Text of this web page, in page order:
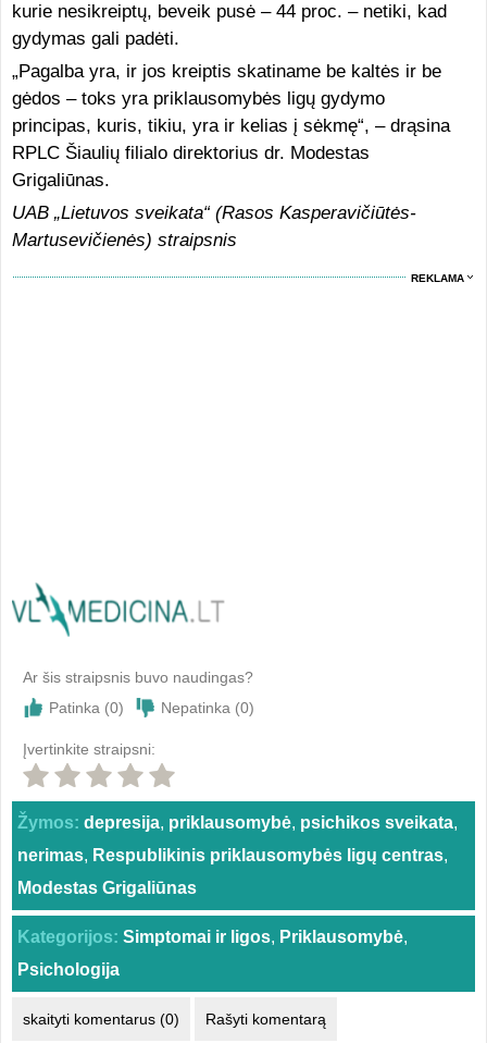
kurie nesikreiptų, beveik pusė – 44 proc. – netiki, kad
gydymas gali padėti.
„Pagalba yra, ir jos kreiptis skatiname be kaltės ir be
gėdos – toks yra priklausomybės ligų gydymo
principas, kuris, tikiu, yra ir kelias į sėkmę“, – drąsina
RPLC Šiaulių filialo direktorius dr. Modestas
Grigaliūnas.
UAB „Lietuvos sveikata“ (Rasos Kasperavičiūtės-
Martusevičienės) straipsnis
REKLAMA
Ar šis straipsnis buvo naudingas?
Patinka (0) Nepatinka (0)
Įvertinkite straipsni:
Žymos: depresija, priklausomybė, psichikos sveikata,
nerimas, Respublikinis priklausomybės ligų centras,
Modestas Grigaliūnas
Kategorijos: Simptomai ir ligos, Priklausomybė,
Psichologija
skaityti komentarus (0) Rašyti komentarą